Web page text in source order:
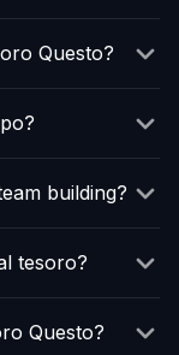
Questo?
building?
tesoro?
Questo?